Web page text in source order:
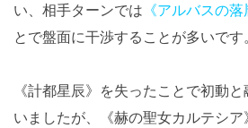
い、相手ターンでは 《アルバスの落
とで盤面に干渉することが多いです。
《計都星辰》を失ったことで初動
いましたが、《赫の聖女カルテシ